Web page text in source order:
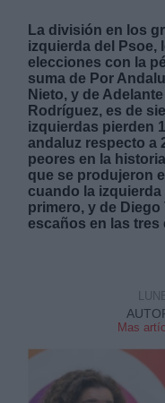
La división en los
izquierda del Psoe,
elecciones con la
suma de Por
Nieto, y de
Rodríguez, es de
izquierdas pierden
andaluz respecto a
peores en la
que se produjeron
cuando la
primero, y de
escaños en las tres
Mas
Destinatarios:
Derechos: